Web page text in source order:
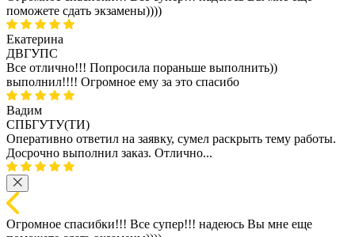
поможете сдать экзамены))))
Екатерина
ДВГУПС
Все отлично!!! Попросила пораньше выполнить))
выполнил!!!! Огромное ему за это спасибо
Вадим
СПБГУТУ(ТИ)
Оперативно ответил на заявку, сумел раскрыть тему работы.
Досрочно выполнил заказ. Отлично...
Огромное спасибки!!! Все супер!!! надеюсь Вы мне еще